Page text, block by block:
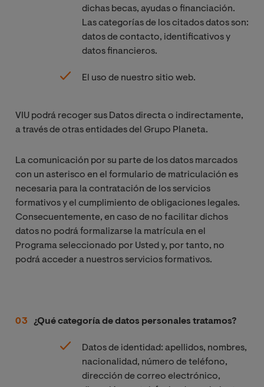
dichas becas, ayudas o financiación.
Las categorías de los citados datos son:
datos de contacto, identificativos y
datos financieros.
El uso de nuestro sitio web.
VIU podrá recoger sus Datos directa o indirectamente,
a través de otras entidades del Grupo Planeta.
La comunicación por su parte de los datos marcados
con un asterisco en el formulario de matriculación es
necesaria para la contratación de los servicios
formativos y el cumplimiento de obligaciones legales.
Consecuentemente, en caso de no facilitar dichos
datos no podrá formalizarse la matrícula en el
Programa seleccionado por Usted y, por tanto, no
podrá acceder a nuestros servicios formativos.
¿Qué categoría de datos personales tratamos?
Datos de identidad: apellidos, nombres,
nacionalidad, número de teléfono,
dirección de correo electrónico,